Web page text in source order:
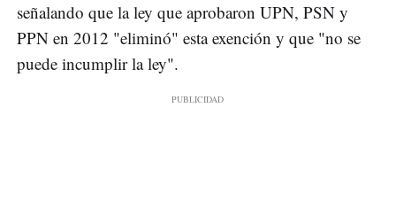
señalando que la ley que aprobaron UPN, PSN y
PPN en 2012 "eliminó" esta exención y que "no se
puede incumplir la ley".